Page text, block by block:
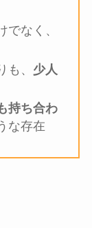
なく、
、 少人
持ち合わ
な存在